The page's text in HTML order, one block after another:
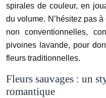
spirales de couleur, en
du volume. N’hésitez pas
non conventionnelles,
pivoines lavande, pour
fleurs traditionnelles.
Fleurs sauvages : un
romantique